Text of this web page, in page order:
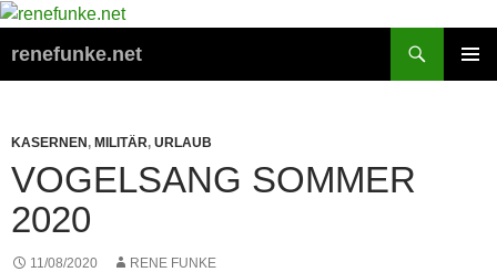
Zum
springen
renefunke.net
KASERNEN, MILITÄR, URLAUB
VOGELSANG SOMMER
2020
11/08/2020 RENE FUNKE